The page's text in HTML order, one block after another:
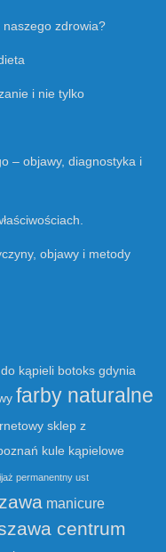
zdrowia?
i nie tylko
– objawy, diagnostyka i
objawy i metody
kąpieli botoks gdynia
farby naturalne
sklep z
kule kąpielowe
permanentny ust
manicure
centrum